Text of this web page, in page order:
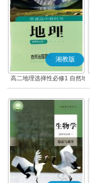
湘教版
高二地理选择性必修1 自然地
理基础